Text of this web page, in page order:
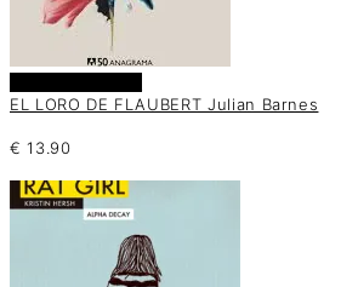
EL LORO DE FLAUBERT Julian Barnes
€ 13.90